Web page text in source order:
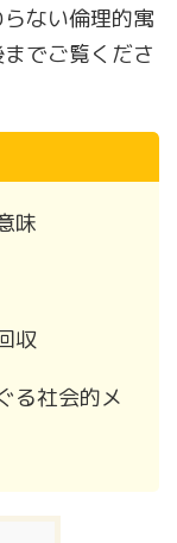
ない倫理的寓
でご覧くださ
味
収
る社会的メ